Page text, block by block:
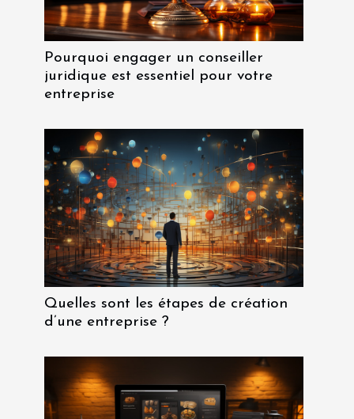
Pourquoi engager un conseiller
juridique est essentiel pour votre
entreprise
Quelles sont les étapes de création
d’une entreprise ?